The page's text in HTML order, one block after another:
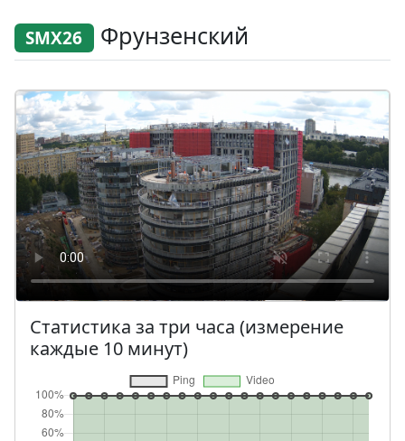
SMX26 Фрунзенский
Статистика за три часа (измерение
каждые 10 минут)